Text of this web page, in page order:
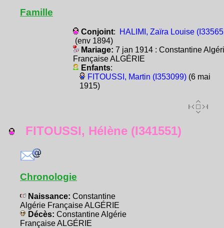
Famille
Conjoint:
HALIMI, Zaïra Louise
(env 1894)
Mariage: 7 jan 1914 : Constantine
Française ALGÉRIE
Enfants:
FITOUSSI, Martin (I353099)(6 mai
1915)
FITOUSSI, Hélène (I341551)
Chronologie
Naissance: Constantine
Algérie Française ALGÉRIE
Décès: Constantine Algérie
Française ALGÉRIE